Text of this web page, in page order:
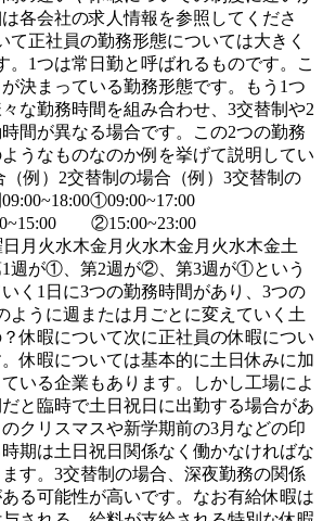
各会社の求人情報を参照してくださ
て正社員の勤務形態については大きく
。1つは常日勤と呼ばれるものです。こ
決まっている勤務形態です。もう1つ
な勤務時間を組み合わせ、3交替制や2
間が異なる場合です。この2つの勤務
うなものなのか例を挙げて説明してい
（例）2交替制の場合（例）3交替制の
09:00~18:00①09:00~17:00
②15:00~23:00
月火水木金月火水木金月火水木金土
1週が①、第2週が②、第3週が①という
く1日に3つの勤務時間があり、3つの
ように週または月ごとに変えていく土
休暇について次に正社員の休暇につい
休暇については基本的に土日休みに加
いる企業もあります。しかし工場によ
と臨時で土日祝日に出勤する場合があ
クリスマスや新学期前の3月などの印
期は土日祝日関係なく働かなければな
す。3交替制の場合、深夜勤務の関係
る可能性が高いです。なお有給休暇は